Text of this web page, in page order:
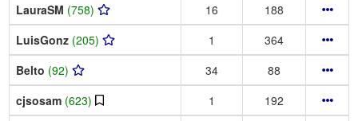
LauraSM (758) 16
188
LuisGonz (205) 1
364
Belto (92) 34
88
cjsosam (623) 1
192